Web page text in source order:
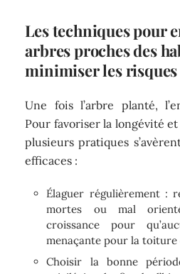
Les techniques pour
arbres proches des
minimiser les risques
Une fois l’arbre planté,
Pour favoriser la longévité
plusieurs pratiques
efficaces :
Élaguer régulièrement :
mortes ou mal
croissance pour
menaçante pour la
Choisir la bonne